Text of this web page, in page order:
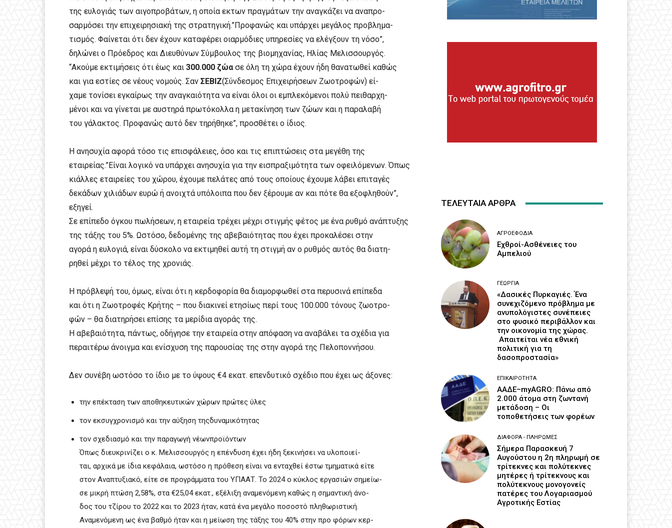
της ευλογιάς των αιγοπροβάτων, η οποία εκτων πραγμάτων την αναγκάζει να αναπρο-
σαρμόσει την επιχειρησιακή της στρατηγική.”Προφανώς και υπάρχει μεγάλος προβλημα-
τισμός. Φαίνεται ότι δεν έχουν καταφέρει οιαρμόδιες υπηρεσίες να ελέγξουν τη νόσο”,
δηλώνει o Πρόεδρος και Διευθύνων Σύμβουλος της βιομηχανίας, Ηλίας Μελισσουργός.
“Ακούμε εκτιμήσεις ότι έως και 300.000 ζώασε όλη τη χώρα έχουν ήδη θανατωθεί καθώς
και για εστίες σε νέους νομούς. Σαν ΣΕΒΙΖ(Σύνδεσμος Επιχειρήσεων Ζωοτροφών) εί-
χαμε τονίσει εγκαίρως την αναγκαιότητα να είναι όλοι οι εμπλεκόμενοι πολύ πειθαρχη-
μένοι και να γίνεται με αυστηρά πρωτόκολλα η μετακίνηση των ζώων και η παραλαβή
του γάλακτος. Προφανώς αυτό δεν τηρήθηκε”, προσθέτει ο ίδιος.
Η ανησυχία αφορά τόσο τις επισφάλειες, όσο και τις επιπτώσεις στα μεγέθη της
εταιρείας.”Είναι λογικό να υπάρχει ανησυχία για την εισπραξιμότητα των οφειλόμενων. Όπως
κιάλλες εταιρείες του χώρου, έχουμε πελάτες από τους οποίους έχουμε λάβει επιταγές
δεκάδων χιλιάδων ευρώ ή ανοιχτά υπόλοιπα που δεν ξέρουμε αν και πότε θα εξοφληθούν”,
εξηγεί.
Σε επίπεδο όγκου πωλήσεων, η εταιρεία τρέχει μέχρι στιγμής φέτος με ένα ρυθμό ανάπτυξης
της τάξης του 5%. Ωστόσο, δεδομένης της αβεβαιότητας που έχει προκαλέσει στην
αγορά η ευλογιά, είναι δύσκολο να εκτιμηθεί αυτή τη στιγμή αν ο ρυθμός αυτός θα διατη-
ρηθεί μέχρι το τέλος της χρονιάς.
Η πρόβλεψή του, όμως, είναι ότι η κερδοφορία θα διαμορφωθεί στα περυσινά επίπεδα
και ότι η Ζωοτροφές Κρήτης – που διακινεί ετησίως περί τους 100.000 τόνους ζωοτρο-
φών – θα διατηρήσει επίσης τα μερίδια αγοράς της.
Η αβεβαιότητα, πάντως, οδήγησε την εταιρεία στην απόφαση να αναβάλει τα σχέδια για
περαιτέρω άνοιγμα και ενίσχυση της παρουσίας της στην αγορά της Πελοποννήσου.
Δεν συνέβη ωστόσο το ίδιο με το ύψους €4 εκατ. επενδυτικό σχέδιο που έχει ως άξονες:
την επέκταση των αποθηκευτικών χώρων πρώτες ύλες
τον εκσυγχρονισμό και την αύξηση τηςδυναμικότητας
τον σχεδιασμό και την παραγωγή νέωνπροϊόντων
Όπως διευκρινίζει ο κ. Μελισσουργός η επένδυση έχει ήδη ξεκινήσει να υλοποιεί-
ται, αρχικά με ίδια κεφάλαια, ωστόσο η πρόθεση είναι να ενταχθεί έστω τμηματικά είτε
στον Αναπτυξιακό, είτε σε προγράμματα του ΥΠΑΑΤ. To 2024 o κύκλος εργασιών σημείω-
σε μικρή πτώση 2,58%, στα €25,04 εκατ., εξέλιξη αναμενόμενη καθώς η σημαντική άνο-
δος του τζίρου το 2022 και το 2023 ήταν, κατά ένα μεγάλο ποσοστό πληθωριστική.
Αναμενόμενη ως ένα βαθμό ήταν και η μείωση της τάξης του 40% στην προ φόρων κερ-
ΤΕΛΕΥΤΑΙΑ ΑΡΘΡΑ
ΑΓΡΟΕΦΌΔΙΑ
Εχθροί-Ασθένειες του
Αμπελιού
ΓΕΩΡΓΊΑ
«Δασικές Πυρκαγιές. Ένα
συνεχιζόμενο πρόβλημα με
ανυπολόγιστες συνέπειες
στο φυσικό περιβάλλον και
την οικονομία της χώρας.
Απαιτείται νέα εθνική
πολιτική για τη
δασοπροστασία»
ΕΠΙΚΑΙΡΌΤΗΤΑ
ΑΑΔΕ–myAGRO: Πάνω από
2.000 άτομα στη ζωντανή
μετάδοση – Οι
τοποθετήσεις των φορέων
ΔΙΆΦΟΡΑ - ΠΛΗΡΩΜΈΣ
Σήμερα Παρασκευή 7
Αυγούστου η 2η πληρωμή σε
τρίτεκνες και πολύτεκνες
μητέρες ή τρίτεκνους και
πολύτεκνους μονογονείς
πατέρες του Λογαριασμού
Αγροτικής Εστίας